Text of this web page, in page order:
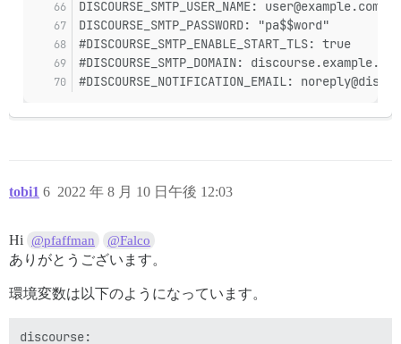
DISCOURSE_SMTP_USER_NAME: user@example.com
DISCOURSE_SMTP_PASSWORD: "pa$$word"
#DISCOURSE_SMTP_ENABLE_START_TLS:
#DISCOURSE_SMTP_DOMAIN:
#DISCOURSE_NOTIFICATION_EMAIL:
tobi1 2022 年 8 月 10 日午後 12:03
6
Hi @pfaffman @Falco
ありがとうございます。
環境変数は以下のようになっています。
discourse: